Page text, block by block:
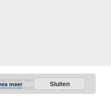
meer beschikbaar is. De
een reis of boeking,
meer Sluiten